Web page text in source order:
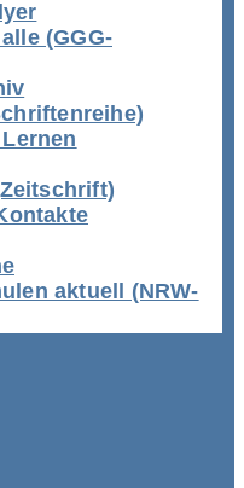
(GGG-
aktuell (NRW-